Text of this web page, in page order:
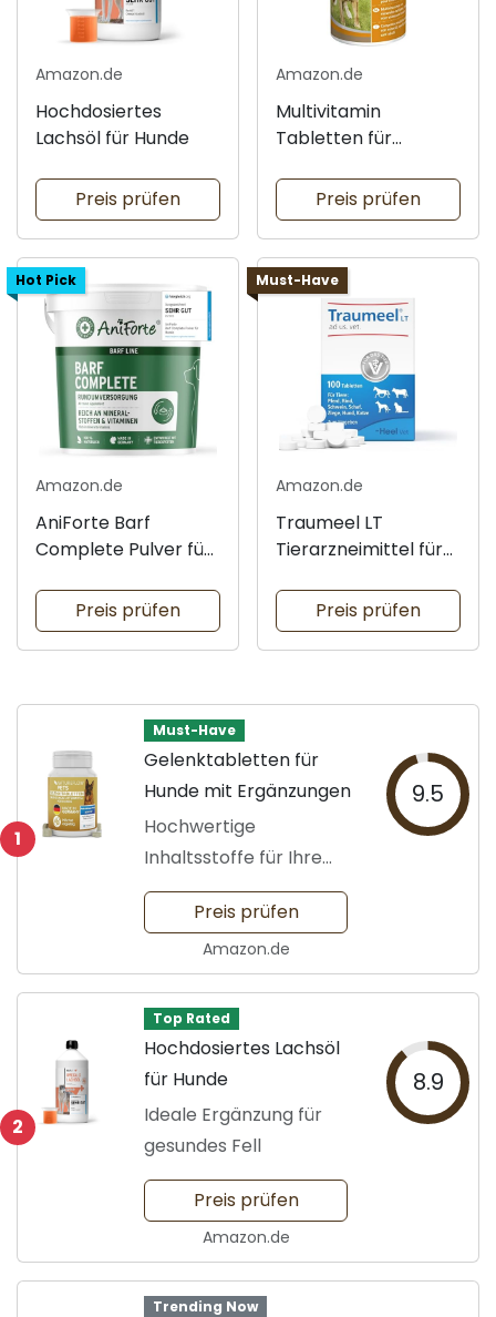
Amazon.de
Hochdosiertes
Lachsöl für Hunde
Preis prüfen
Amazon.de
Multivitamin
Tabletten für
Preis prüfen
Hot Pick
Amazon.de
AniForte Barf
Complete Pulver für
Preis prüfen
Must-Have
Amazon.de
Traumeel LT
Tierarzneimittel für
Preis prüfen
1
Must-Have
Gelenktabletten für
Hunde mit Ergänzungen
Hochwertige
Inhaltsstoffe für Ihre
Hunde
9.5
Preis prüfen
Amazon.de
2
Top Rated
Hochdosiertes Lachsöl
für Hunde
Ideale Ergänzung für
gesundes Fell
8.9
Preis prüfen
Amazon.de
Trending Now